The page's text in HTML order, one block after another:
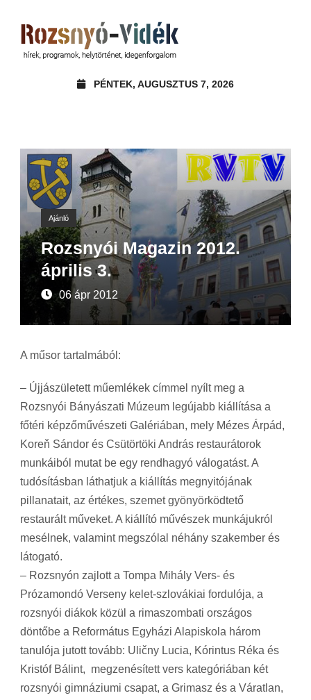
PÉNTEK, AUGUSZTUS 7, 2026
Ajánló
Rozsnyói Magazin 2012.
április 3.
06 ápr 2012
A műsor tartalmából:
– Újjászületett műemlékek címmel nyílt meg a
Rozsnyói Bányászati Múzeum legújabb kiállítása a
főtéri képzőművészeti Galériában, mely Mézes Árpád,
Koreň Sándor és Csütörtöki András restaurátorok
munkáiból mutat be egy rendhagyó válogatást. A
tudósításban láthatjuk a kiállítás megnyitójának
pillanatait, az értékes, szemet gyönyörködtető
restaurált műveket. A kiállító művészek munkájukról
mesélnek, valamint megszólal néhány szakember és
látogató.
– Rozsnyón zajlott a Tompa Mihály Vers- és
Prózamondó Verseny kelet-szlovákiai fordulója, a
rozsnyói diákok közül a rimaszombati országos
döntőbe a Református Egyházi Alapiskola három
tanulója jutott tovább: Uličny Lucia, Kórintus Réka és
Kristóf Bálint, megzenésített vers kategóriában két
rozsnyói gimnáziumi csapat, a Grimasz és a Váratlan,